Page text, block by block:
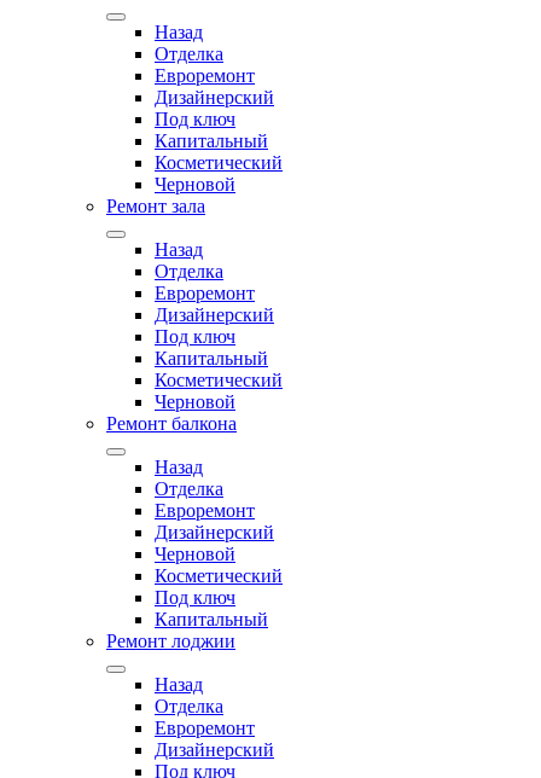
Назад
Отделка
Евроремонт
Дизайнерский
Под ключ
Капитальный
Косметический
Черновой
Ремонт зала
Назад
Отделка
Евроремонт
Дизайнерский
Под ключ
Капитальный
Косметический
Черновой
Ремонт балкона
Назад
Отделка
Евроремонт
Дизайнерский
Черновой
Косметический
Под ключ
Капитальный
Ремонт лоджии
Назад
Отделка
Евроремонт
Дизайнерский
Под ключ